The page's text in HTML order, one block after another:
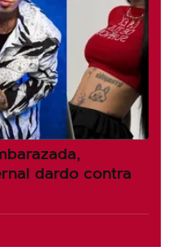
dardo contra